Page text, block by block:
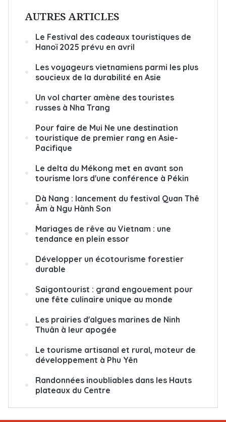
AUTRES ARTICLES
Le Festival des cadeaux touristiques de
Hanoï 2025 prévu en avril
Les voyageurs vietnamiens parmi les plus
soucieux de la durabilité en Asie
Un vol charter amène des touristes
russes à Nha Trang
Pour faire de Mui Ne une destination
touristique de premier rang en Asie-
Pacifique
Le delta du Mékong met en avant son
tourisme lors d'une conférence à Pékin
Dà Nang : lancement du festival Quan Thê
Âm à Ngu Hành Son
Mariages de rêve au Vietnam : une
tendance en plein essor
Développer un écotourisme forestier
durable
Saigontourist : grand engouement pour
une fête culinaire unique au monde
Les prairies d'algues marines de Ninh
Thuân à leur apogée
Le tourisme artisanal et rural, moteur de
développement à Phu Yên
Randonnées inoubliables dans les Hauts
plateaux du Centre